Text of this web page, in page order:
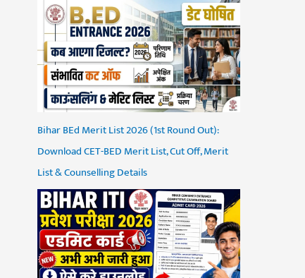
Bihar BEd Merit List 2026 (1st Round Out):
Download CET-BED Merit List, Cut Off, Merit
List & Counselling Details